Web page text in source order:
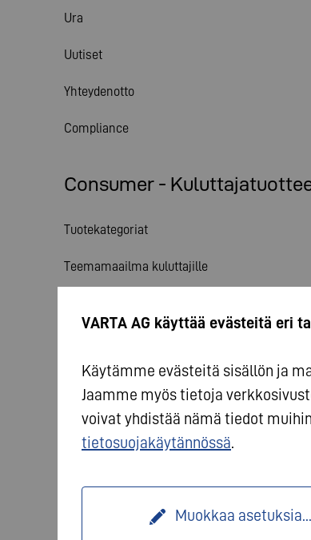
Ura
Uutiset
Yhteydenotto
Compliance
Consumer -
Tuotekategoriat
Teemamaailma kuluttajille
© 2026 VARTA AG. Kaikki oikeudet pidätetään.
VARTA AG käyttää evästeitä eri
Käytämme evästeitä sisällön ja
Jaamme myös tietoja
voivat yhdistää nämä tiedot
tietosuojakäytännössä.
Muokkaa asetuksia...